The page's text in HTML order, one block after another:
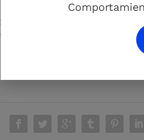
abre su propio urinario